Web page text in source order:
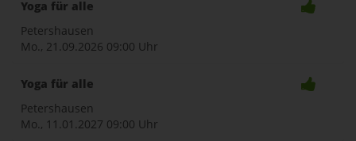
Yoga für alle
Petershausen
Mo., 21.09.2026 09:00 Uhr
Yoga für alle
Petershausen
Mo., 11.01.2027 09:00 Uhr